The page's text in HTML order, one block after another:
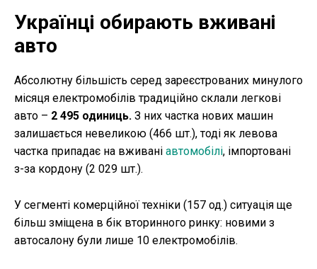
Українці обирають вживані
авто
Абсолютну більшість серед зареєстрованих минулого
місяця електромобілів традиційно склали легкові
авто – 2 495 одиниць. З них частка нових машин
залишається невеликою (466 шт.), тоді як левова
частка припадає на вживані автомобілі, імпортовані
з-за кордону (2 029 шт.).
У сегменті комерційної техніки (157 од.) ситуація ще
більш зміщена в бік вторинного ринку: новими з
автосалону були лише 10 електромобілів.